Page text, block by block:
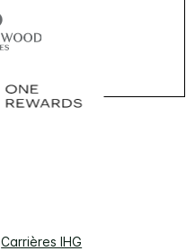
Carrières IHG